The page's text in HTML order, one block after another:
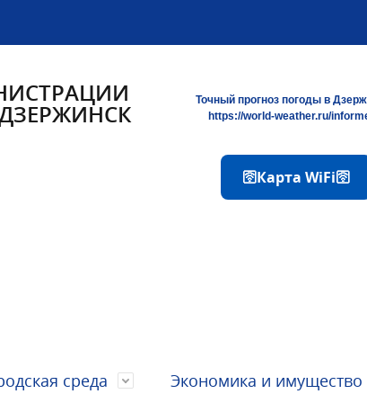
Точный прогноз погоды в
https://world-weather.ru/
🛜Карта WiFi🛜
среда Экономика и имущество